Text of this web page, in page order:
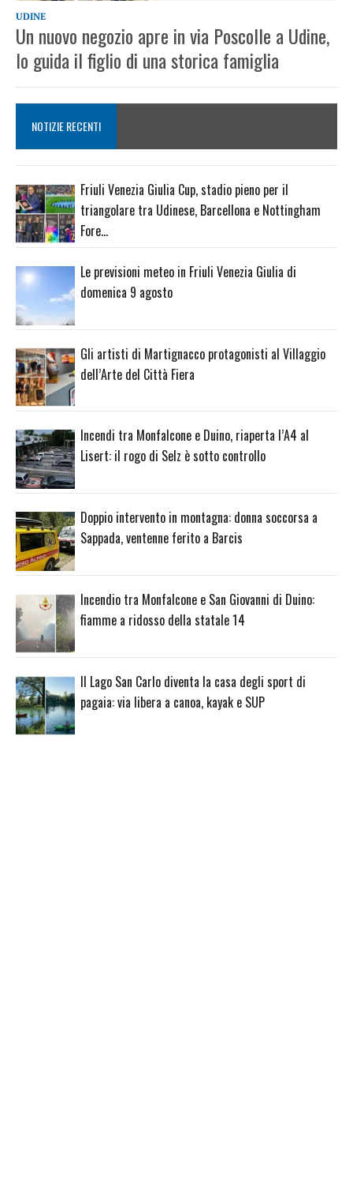
UDINE
Un nuovo negozio apre in via Poscolle a Udine,
lo guida il figlio di una storica famiglia
NOTIZIE RECENTI
Friuli Venezia Giulia Cup, stadio pieno per il
triangolare tra Udinese, Barcellona e Nottingham
Fore…
Le previsioni meteo in Friuli Venezia Giulia di
domenica 9 agosto
Gli artisti di Martignacco protagonisti al Villaggio
dell’Arte del Città Fiera
Incendi tra Monfalcone e Duino, riaperta l’A4 al
Lisert: il rogo di Selz è sotto controllo
Doppio intervento in montagna: donna soccorsa a
Sappada, ventenne ferito a Barcis
Incendio tra Monfalcone e San Giovanni di Duino:
fiamme a ridosso della statale 14
Il Lago San Carlo diventa la casa degli sport di
pagaia: via libera a canoa, kayak e SUP